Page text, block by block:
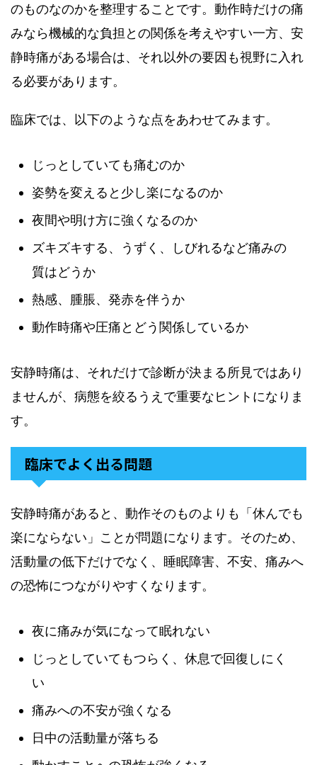
のものなのかを整理することです。動作時だけの痛
みなら機械的な負担との関係を考えやすい一方、安
静時痛がある場合は、それ以外の要因も視野に入れ
る必要があります。
臨床では、以下のような点をあわせてみます。
じっとしていても痛むのか
姿勢を変えると少し楽になるのか
夜間や明け方に強くなるのか
ズキズキする、うずく、しびれるなど痛みの
質はどうか
熱感、腫脹、発赤を伴うか
動作時痛や圧痛とどう関係しているか
安静時痛は、それだけで診断が決まる所見ではあり
ませんが、病態を絞るうえで重要なヒントになりま
す。
臨床でよく出る問題
安静時痛があると、動作そのものよりも「休んでも
楽にならない」ことが問題になります。そのため、
活動量の低下だけでなく、睡眠障害、不安、痛みへ
の恐怖につながりやすくなります。
夜に痛みが気になって眠れない
じっとしていてもつらく、休息で回復しにく
い
痛みへの不安が強くなる
日中の活動量が落ちる